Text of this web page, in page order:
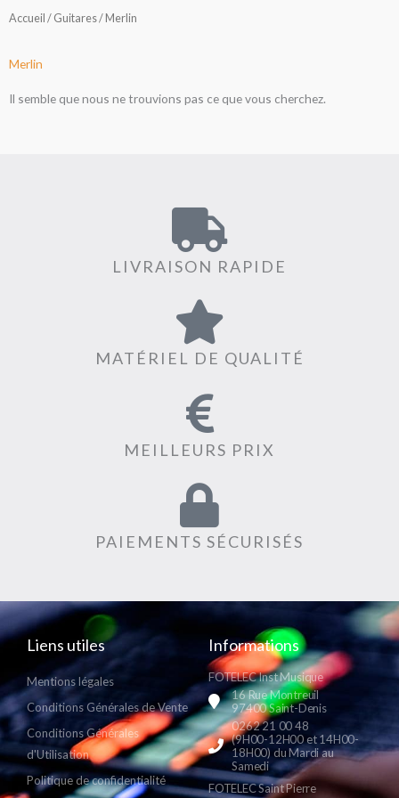
Accueil / Guitares/ Merlin
Merlin
Il semble que nous ne trouvions pas ce que vous cherchez.
LIVRAISON RAPIDE
MATÉRIEL DE QUALITÉ
MEILLEURS PRIX
PAIEMENTS SÉCURISÉS
Liens utiles
Mentions légales
Conditions Générales de Vente
Conditions Générales
d'Utilisation
Politique de confidentialité
Informations
FOTELEC Inst Musique
16 Rue Montreuil
97400 Saint-Denis
0262 21 00 48
(9H00-12H00 et 14H00-
18H00) du Mardi au
Samedi
FOTELEC Saint Pierre